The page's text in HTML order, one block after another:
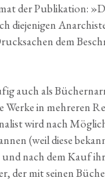
der Publi­ka­ti­on:
die­je­ni­gen
dem
auch als
Wer­ke in meh­re­ren
wird nach
(weil die­se
und nach dem Kauf
der mit sei­nen